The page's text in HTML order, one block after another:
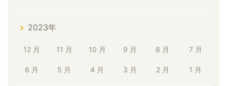
2023年
12 月 11 月 10 月 9 月 8 月 7 月
6 月 5 月 4 月 3 月 2 月 1 月